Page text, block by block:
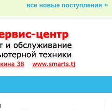
все новые поступления »